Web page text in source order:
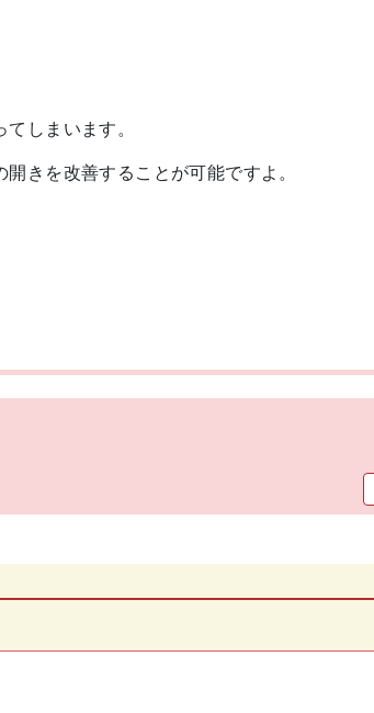
しまいます。
きを改善することが可能ですよ。